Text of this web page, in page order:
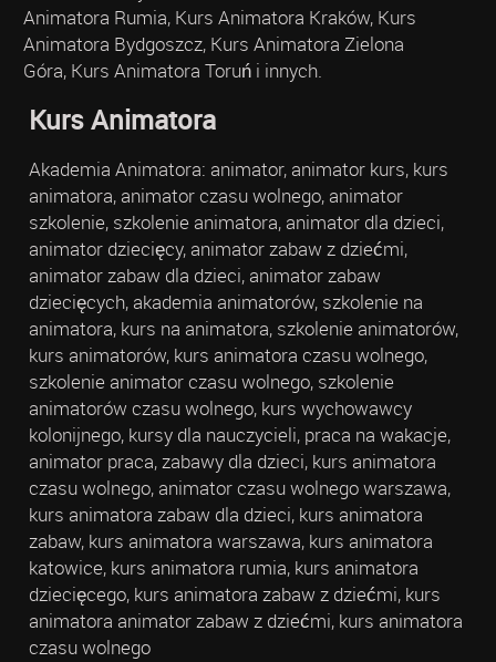
Animatora Rumia, Kurs Animatora Kraków, Kurs
Animatora Bydgoszcz, Kurs Animatora Zielona
Góra, Kurs Animatora Toruń i innych.
Kurs Animatora
Akademia Animatora: animator, animator kurs, kurs
animatora, animator czasu wolnego, animator
szkolenie, szkolenie animatora, animator dla dzieci,
animator dziecięcy, animator zabaw z dziećmi,
animator zabaw dla dzieci, animator zabaw
dziecięcych, akademia animatorów, szkolenie na
animatora, kurs na animatora, szkolenie animatorów,
kurs animatorów, kurs animatora czasu wolnego,
szkolenie animator czasu wolnego, szkolenie
animatorów czasu wolnego, kurs wychowawcy
kolonijnego, kursy dla nauczycieli, praca na wakacje,
animator praca, zabawy dla dzieci, kurs animatora
czasu wolnego, animator czasu wolnego warszawa,
kurs animatora zabaw dla dzieci, kurs animatora
zabaw, kurs animatora warszawa, kurs animatora
katowice, kurs animatora rumia, kurs animatora
dziecięcego, kurs animatora zabaw z dziećmi, kurs
animatora animator zabaw z dziećmi, kurs animatora
czasu wolnego